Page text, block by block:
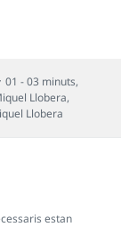
Categories
01 - 03 minuts,
Llobera,
Llobera
estan